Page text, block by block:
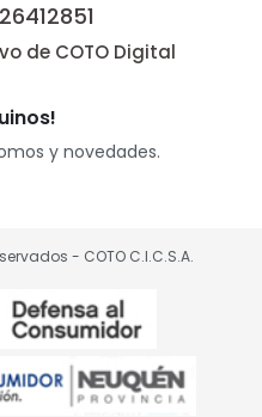
de COTO Digital
y novedades.
- COTO C.I.C.S.A.